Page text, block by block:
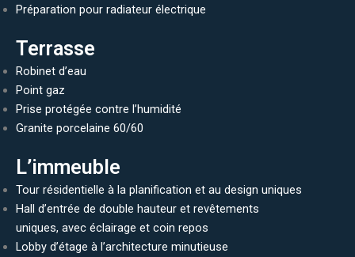
Préparation pour radiateur électrique
Terrasse
Robinet d’eau
Point gaz
Prise protégée contre l’humidité
Granite porcelaine 60/60
L’immeuble
Tour résidentielle à la planification et au design uniques
Hall d’entrée de double hauteur et revêtements
uniques, avec éclairage et coin repos
Lobby d’étage à l’architecture minutieuse